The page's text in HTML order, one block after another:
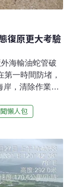
復原更大考驗
海輸油蛇管破
一時間防堵，
岸，清除作業耗
升的洩漏風
行政院「重大
一次油污染事
。這一次，我們
污染事件總檢
的調查、求償作
懶人包